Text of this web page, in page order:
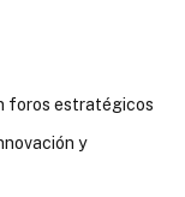
foros estratégicos
y